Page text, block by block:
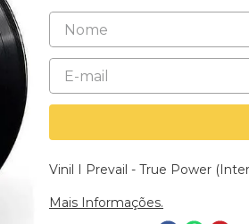
Vinil I Prevail - True Power
Mais Informações.